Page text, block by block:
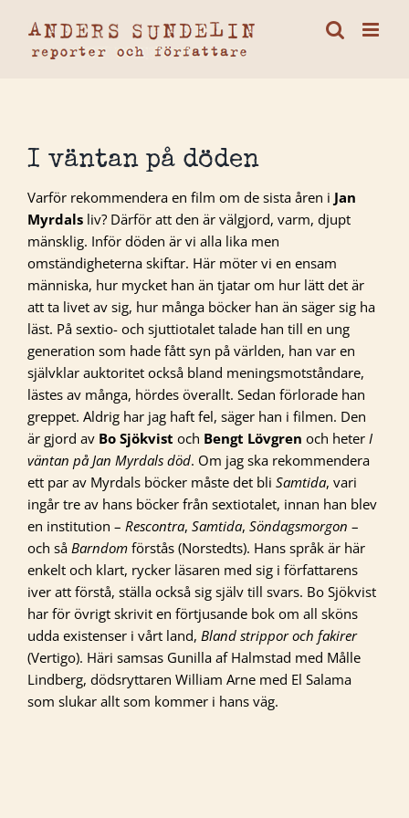
innehållet
I väntan på döden
Varför rekommendera en film om de sista åren i Jan
Myrdals liv? Därför att den är välgjord, varm, djupt
mänsklig. Inför döden är vi alla lika men
omständigheterna skiftar. Här möter vi en ensam
människa, hur mycket han än tjatar om hur lätt det är
att ta livet av sig, hur många böcker han än säger sig ha
läst. På sextio- och sjuttiotalet talade han till en ung
generation som hade fått syn på världen, han var en
självklar auktoritet också bland meningsmotståndare,
lästes av många, hördes överallt. Sedan förlorade han
greppet. Aldrig har jag haft fel, säger han i filmen. Den
är gjord av Bo Sjökvist och Bengt Lövgren och heter I
väntan på Jan Myrdals död. Om jag ska rekommendera
ett par av Myrdals böcker måste det bli Samtida, vari
ingår tre av hans böcker från sextiotalet, innan han blev
en institution – Rescontra, Samtida, Söndagsmorgon –
och så Barndom förstås (Norstedts). Hans språk är här
enkelt och klart, rycker läsaren med sig i författarens
iver att förstå, ställa också sig själv till svars. Bo Sjökvist
har för övrigt skrivit en förtjusande bok om all sköns
udda existenser i vårt land, Bland strippor och fakirer
(Vertigo). Häri samsas Gunilla af Halmstad med Målle
Lindberg, dödsryttaren William Arne med El Salama
som slukar allt som kommer i hans väg.